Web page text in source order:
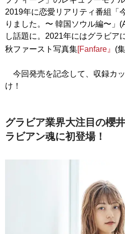
2019年に恋愛リアリティ番組「
りました。〜 韓国ソウル編〜」
し話題に。2021年にはグラビア
秋ファースト写真集[Fanfare』 (
今回発売を記念して、収録カ
け！
グラビア業界大注目の櫻
ラビアン魂に初登場！